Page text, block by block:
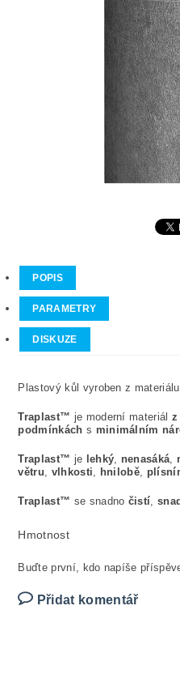
POPIS
PARAMETRY
DISKUZE
Plastový kůl vyroben z materiálu
Traplast™ je moderní materiálz
podmínkách s minimálním
Traplast™ je lehký, nenasáká,
větru, vlhkosti, hnilobě,
Traplast™ se snadno čistí,
Hmotnost
Buďte první, kdo napíše
Přidat komentář